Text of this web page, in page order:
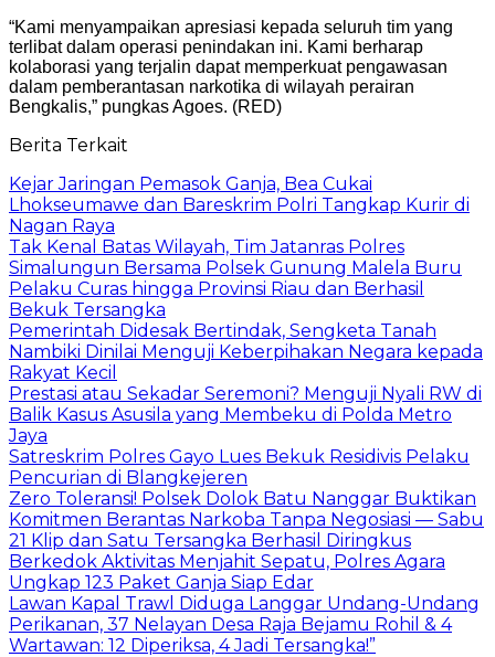
“Kami menyampaikan apresiasi kepada seluruh tim yang
terlibat dalam operasi penindakan ini. Kami berharap
kolaborasi yang terjalin dapat memperkuat pengawasan
dalam pemberantasan narkotika di wilayah perairan
Bengkalis,” pungkas Agoes. (RED)
Berita Terkait
Kejar Jaringan Pemasok Ganja, Bea Cukai
Lhokseumawe dan Bareskrim Polri Tangkap Kurir di
Nagan Raya
Tak Kenal Batas Wilayah, Tim Jatanras Polres
Simalungun Bersama Polsek Gunung Malela Buru
Pelaku Curas hingga Provinsi Riau dan Berhasil
Bekuk Tersangka
Pemerintah Didesak Bertindak, Sengketa Tanah
Nambiki Dinilai Menguji Keberpihakan Negara kepada
Rakyat Kecil
Prestasi atau Sekadar Seremoni? Menguji Nyali RW di
Balik Kasus Asusila yang Membeku di Polda Metro
Jaya
Satreskrim Polres Gayo Lues Bekuk Residivis Pelaku
Pencurian di Blangkejeren
Zero Toleransi! Polsek Dolok Batu Nanggar Buktikan
Komitmen Berantas Narkoba Tanpa Negosiasi — Sabu
21 Klip dan Satu Tersangka Berhasil Diringkus
Berkedok Aktivitas Menjahit Sepatu, Polres Agara
Ungkap 123 Paket Ganja Siap Edar
Lawan Kapal Trawl Diduga Langgar Undang-Undang
Perikanan, 37 Nelayan Desa Raja Bejamu Rohil & 4
Wartawan: 12 Diperiksa, 4 Jadi Tersangka!”